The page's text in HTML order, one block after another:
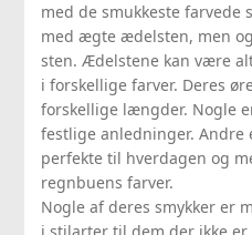
med de smukkeste farvede
med ægte ædelsten, men
sten. Ædelstene kan være
i forskellige farver. Deres
forskellige længder. Nogle
festlige anledninger. Andre
perfekte til hverdagen og
regnbuens farver.
Nogle af deres smykker er